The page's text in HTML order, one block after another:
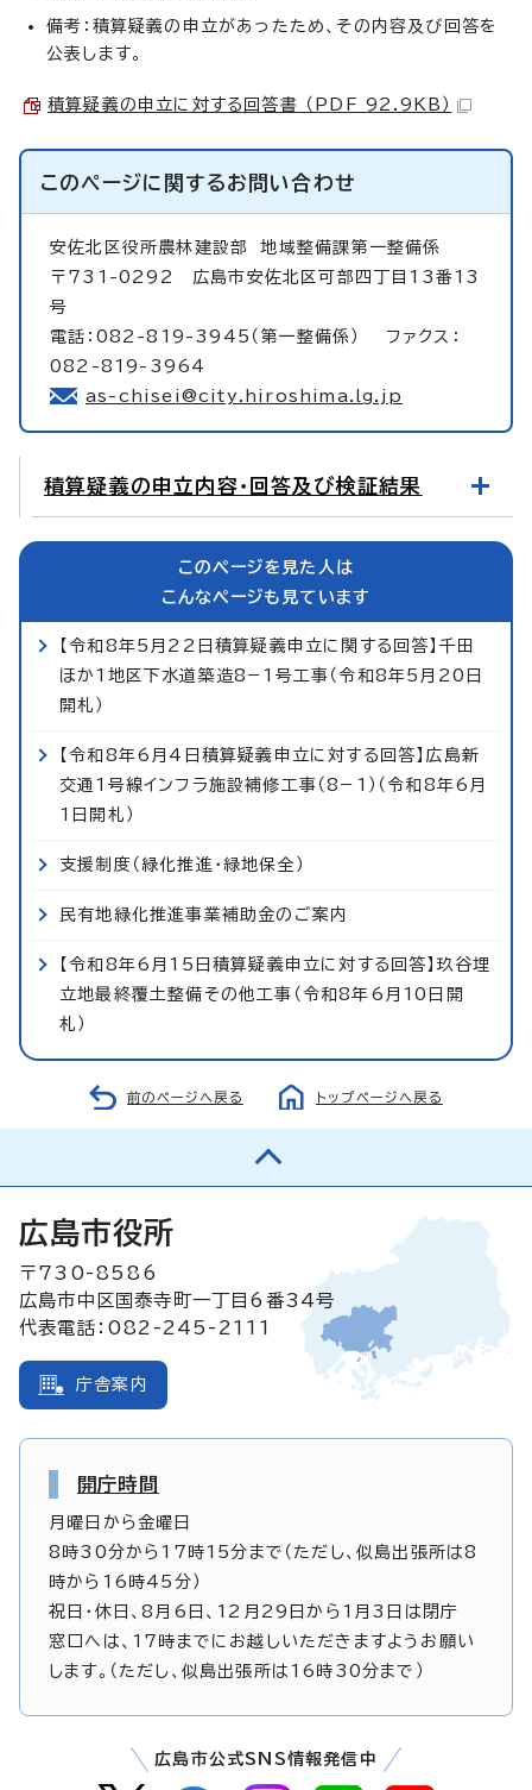
備考：積算疑義の申立があったため、その内容及び回答を
公表します。
積算疑義の申立に対する回答書 （PDF 92.9KB）
このページに関するお問い合わせ
安佐北区役所農林建設部地域整備課第一整備係
〒731-0292 広島市安佐北区可部四丁目13番13
号
電話：082-819-3945（第一整備係） ファクス：
082-819-3964
as-chisei@city.hiroshima.lg.jp
積算疑義の申立内容・回答及び検証結果
このページを見た人は
こんなページも見ています
【令和8年5月22日積算疑義申立に関する回答】千田
ほか1地区下水道築造8−1号工事（令和8年5月20日
開札）
【令和8年6月4日積算疑義申立に対する回答】広島新
交通1号線インフラ施設補修工事（8−1）（令和8年6月
1日開札）
支援制度（緑化推進・緑地保全）
民有地緑化推進事業補助金のご案内
【令和8年6月15日積算疑義申立に対する回答】玖谷埋
立地最終覆土整備その他工事（令和8年6月10日開
札）
前のページへ戻る トップページへ戻る
広島市役所
〒730-8586
広島市中区国泰寺町一丁目6番34号
代表電話：082-245-2111
庁舎案内
開庁時間
月曜日から金曜日
8時30分から17時15分まで（ただし、似島出張所は8
時から16時45分）
祝日・休日、8月6日、12月29日から1月3日は閉庁
窓口へは、17時までにお越しいただきますようお願い
します。（ただし、似島出張所は16時30分まで）
広島市公式SNS情報発信中